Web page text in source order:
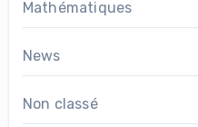
Mathématiques
News
Non classé